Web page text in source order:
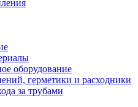
оборудование
герметики и расходники
за трубами